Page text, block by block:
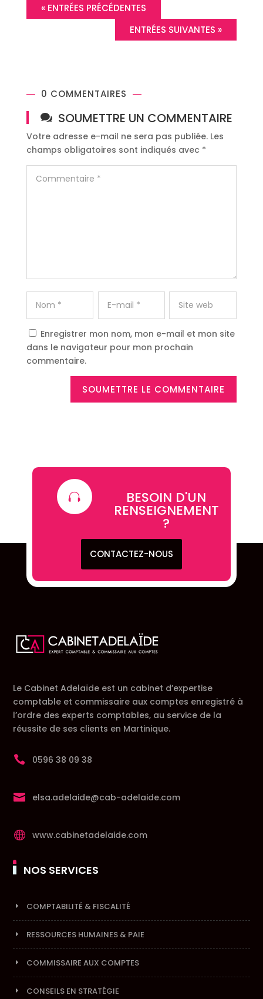
« ENTRÉES PRÉCÉDENTES
ENTRÉES SUIVANTES »
0 COMMENTAIRES
SOUMETTRE UN COMMENTAIRE
Votre adresse e-mail ne sera pas publiée. Les
champs obligatoires sont indiqués avec *
Enregistrer mon nom, mon e-mail et mon site
dans le navigateur pour mon prochain
commentaire.
SOUMETTRE LE COMMENTAIRE
 BESOIN D'UN
RENSEIGNEMENT
?
CONTACTEZ-NOUS
Le Cabinet Adelaïde est un cabinet d’expertise
comptable et commissaire aux comptes enregistré à
l’ordre des experts comptables, au service de la
réussite de ses clients en Martinique.
 0596 38 09 38
 elsa.adelaide@cab-adelaide.com
 www.cabinetadelaide.com
NOS SERVICES
COMPTABILITÉ & FISCALITÉ
RESSOURCES HUMAINES & PAIE
COMMISSAIRE AUX COMPTES
CONSEILS EN STRATÉGIE